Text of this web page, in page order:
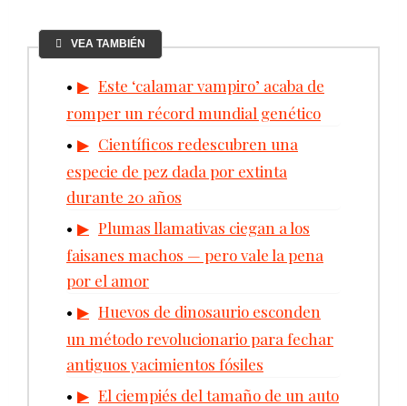
VEA TAMBIÉN
Este ‘calamar vampiro’ acaba de
romper un récord mundial genético
Científicos redescubren una
especie de pez dada por extinta
durante 20 años
Plumas llamativas ciegan a los
faisanes machos — pero vale la pena
por el amor
Huevos de dinosaurio esconden
un método revolucionario para fechar
antiguos yacimientos fósiles
El ciempiés del tamaño de un auto